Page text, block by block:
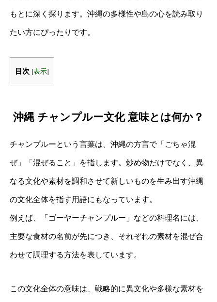
もとに深く探ります。沖縄の多様性や島の心を読み取り
たい方にぴったりです。
目次 [表示]
沖縄 チャンプルー文化 意味とは何か？
チャンプルーという言葉は、沖縄の方言で「ごちゃ混
ぜ」「混ぜること」を指します。炒め物だけでなく、異
なる文化や素材を調和させて新しいものを生み出す沖縄
の文化全体を指す用語にもなっています。
例えば、「ゴーヤーチャンプルー」などの料理名には、
主要な食材の名前が先につき、それぞれの素材を混ぜ合
わせて調理する方法を表しています。
この文化全体の意味は、戦略的に異文化や多様な素材を